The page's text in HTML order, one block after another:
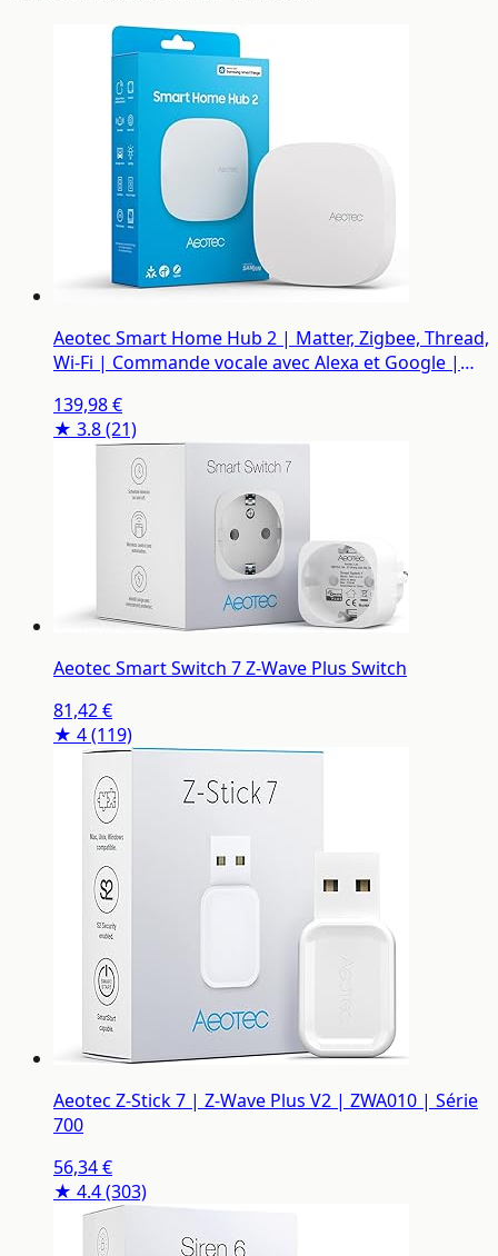
Aeotec Smart Home Hub 2 | Matter, Zigbee, Thread,
Wi-Fi | Commande vocale avec Alexa et Google |
AEOHUBV4EU
139,98 €
★ 3.8(21)
Aeotec Smart Switch 7 Z-Wave Plus Switch
81,42 €
★ 4(119)
Aeotec Z-Stick 7 | Z-Wave Plus V2 | ZWA010 | Série
700
56,34 €
★ 4.4(303)